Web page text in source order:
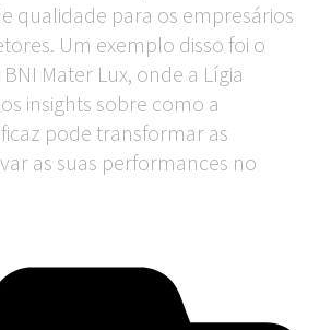
qualidade para os empresários
Um exemplo disso foi o
Mater Lux, onde a Lígia
insights sobre como a
pode transformar as
as suas performances no